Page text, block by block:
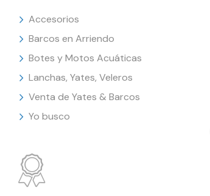
Accesorios
Barcos en Arriendo
Botes y Motos Acuáticas
Lanchas, Yates, Veleros
Venta de Yates & Barcos
Yo busco